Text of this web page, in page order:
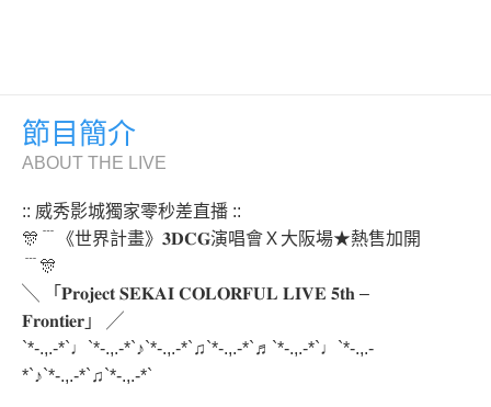
節目簡介
ABOUT THE LIVE
:: 威秀影城獨家零秒差直播 ::
🎊﹉《世界計畫》𝟑𝐃𝐂𝐆演唱會Ｘ大阪場★熱售加開
﹉🎊
╲ 「𝐏𝐫𝐨𝐣𝐞𝐜𝐭 𝐒𝐄𝐊𝐀𝐈 𝐂𝐎𝐋𝐎𝐑𝐅𝐔𝐋 𝐋𝐈𝐕𝐄 𝟓𝐭𝐡 –
𝐅𝐫𝐨𝐧𝐭𝐢𝐞𝐫」 ╱
`*-.,.-*`♩`*-.,.-*`♪`*-.,.-*`♫`*-.,.-*`♬`*-.,.-*`♩`*-.,.-
*`♪`*-.,.-*`♫`*-.,.-*`